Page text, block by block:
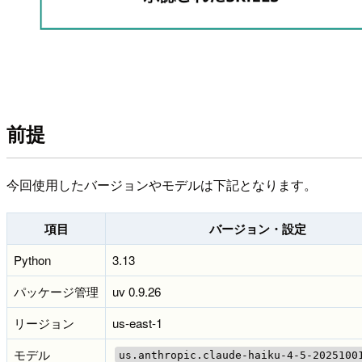
前提
今回使用したバージョンやモデルは下記となります。
項目 バージョン・設定
Python
3.13
パッケージ管理
uv 0.9.26
リージョン
us-east-1
モデル
us.anthropic.claude-haiku-4-5-